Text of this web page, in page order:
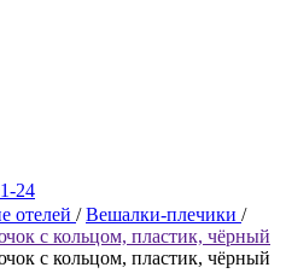
отелей / Вешалки-плечики /
с кольцом, пластик, чёрный
с кольцом, пластик, чёрный